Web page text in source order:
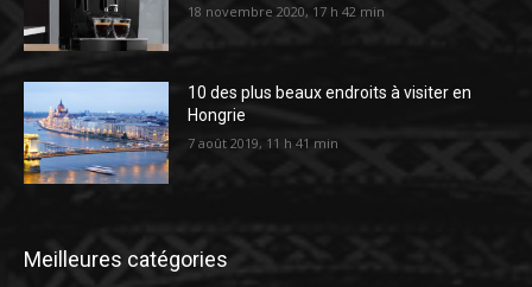
18 novembre 2020, 17 h 42 min
10 des plus beaux endroits à visiter en
Hongrie
7 août 2019, 11 h 41 min
Meilleures catégories